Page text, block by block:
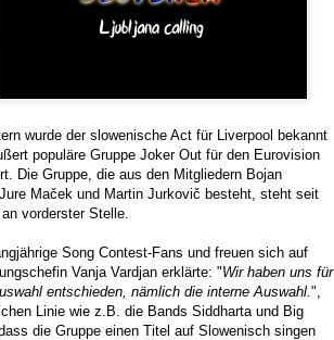
wurde der slowenische Act für Liverpool bekannt
populäre Gruppe Joker Out für den Eurovision
Die Gruppe, die aus den Mitgliedern Bojan
Maček und Martin Jurkovič besteht, steht seit
vorderster Stelle.
Song Contest-Fans und freuen sich auf
Vanja Vardjan erklärte: "Wir haben uns für
entschieden, nämlich die interne Auswahl. ",
Linie wie z.B. die Bands Siddharta und Big
die Gruppe einen Titel auf Slowenisch singen